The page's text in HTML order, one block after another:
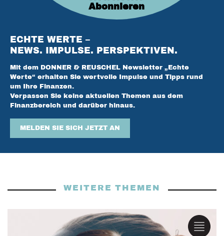
ECHTE WERTE –
NEWS. IMPULSE. PERSPEKTIVEN.
Mit dem DONNER & REUSCHEL Newsletter „Echte
Werte“ erhalten Sie wertvolle Impulse und Tipps rund
um Ihre Finanzen.
Verpassen Sie keine aktuellen Themen aus dem
Finanzbereich und darüber hinaus.
MELDEN SIE SICH JETZT AN
Abonnieren
WEITERE THEMEN